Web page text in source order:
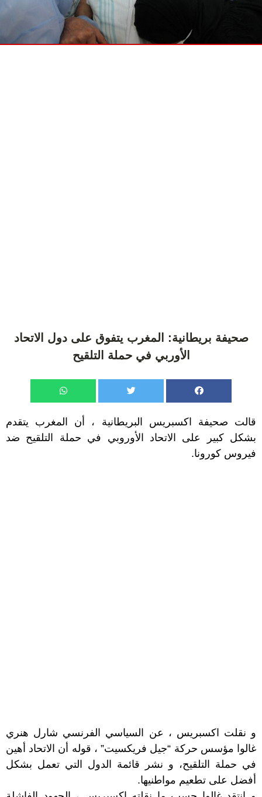
صحيفة بريطانية: المغرب يتفوق على دول الاتحاد
الأوربي في حملة التلقيح
قالت صحيفة اكسبريس البريطانية ، أن المغرب يتقدم
بشكل كبير على الاتحاد الأوروبي في حملة التلقيح ضد
فيروس كورونا.
و نقلت اكسبريس ، عن السياسي الفرنسي شارل هنري
غالوا مؤسس حركة “جيل فريكسيت” ، قوله أن الاتحاد أهين
في حملة التلقيح، و نشر قائمة الدول التي تعمل بشكل
أفضل على تطعيم مواطنيها.